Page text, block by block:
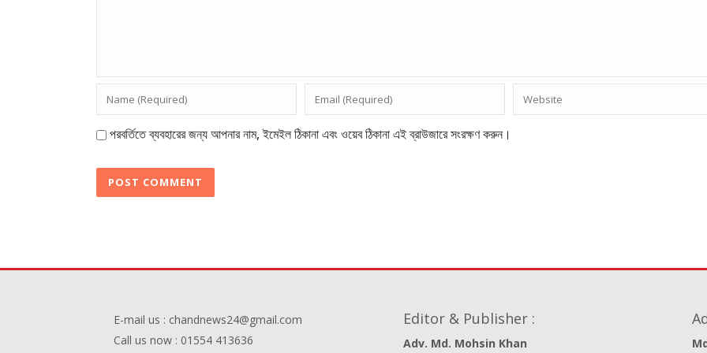
পরবর্তিতে ব্যবহারের জন্য আপনার নাম, ইমেইল ঠিকানা এবং ওয়েব ঠিকানা এই ব্রাউজারে সংরক্ষণ করুন।
E-mail us : chandnews24@gmail.com
Call us now : 01554 413636
Editor & Publisher :
Adv. Md. Mohsin Khan